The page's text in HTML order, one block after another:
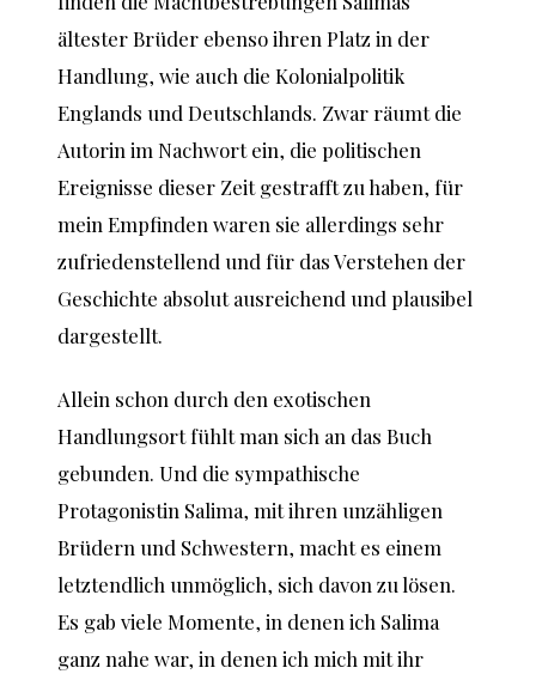
ältester Brüder ebenso ihren Platz in der
Handlung, wie auch die Kolonialpolitik
Englands und Deutschlands. Zwar räumt die
Autorin im Nachwort ein, die politischen
Ereignisse dieser Zeit gestrafft zu haben, für
mein Empfinden waren sie allerdings sehr
zufriedenstellend und für das Verstehen der
Geschichte absolut ausreichend und plausibel
dargestellt.
Allein schon durch den exotischen
Handlungsort fühlt man sich an das Buch
gebunden. Und die sympathische
Protagonistin Salima, mit ihren unzähligen
Brüdern und Schwestern, macht es einem
letztendlich unmöglich, sich davon zu lösen.
Es gab viele Momente, in denen ich Salima
ganz nahe war, in denen ich mich mit ihr